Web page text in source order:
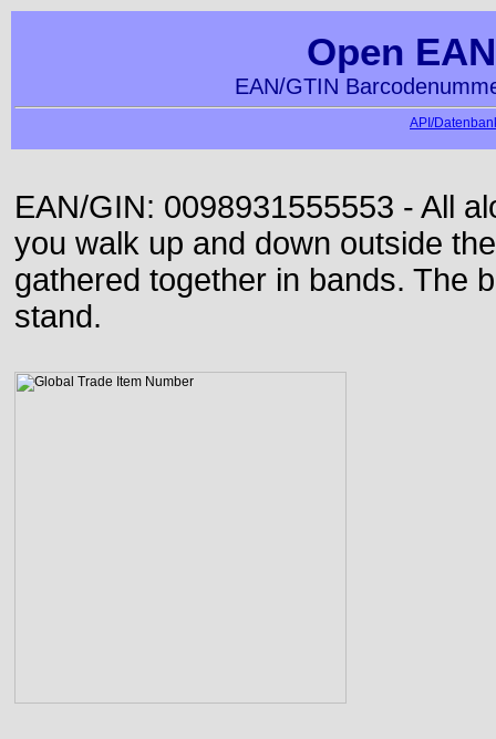
Open
EAN/GTIN
API/
EAN/GIN: 0098931555553 - All
you walk up and down outside
gathered together in bands. The
stand.